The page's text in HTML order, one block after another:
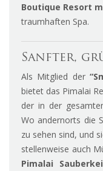
Boutique Resort
traumhaften Spa.
Sanfter,
Als Mitglied der
bietet das Pimalai
der in der
Wo andernorts die
zu sehen sind, und
stellenweise auch
Pimalai